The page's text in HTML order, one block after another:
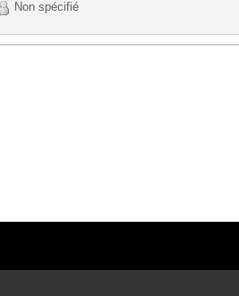
Non spécifié